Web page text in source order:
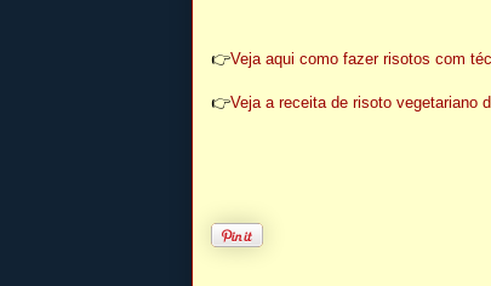
👉Veja aqui como fazer risotos com
👉Veja a receita de risoto vegetariano